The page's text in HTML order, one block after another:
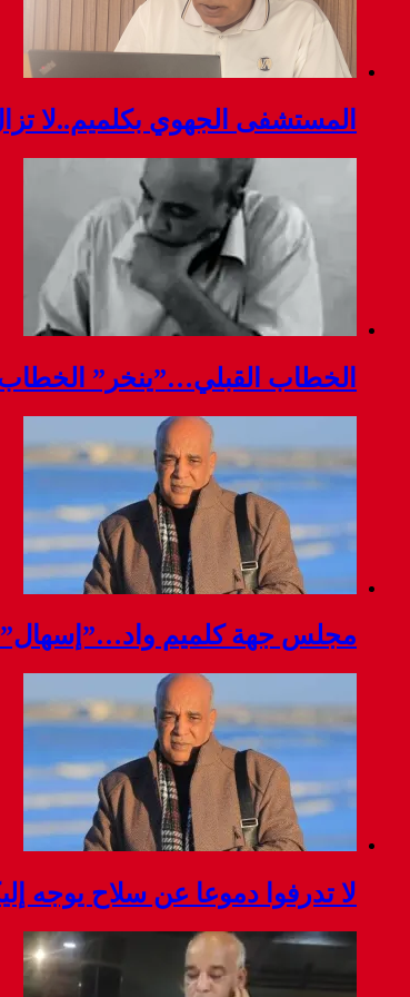
المستشفى الجهوي بكلميم..لا
الخطاب القبلي…”ينخر”
مجلس جهة كلميم واد…”إسهال”
لا تدرفوا دموعا عن سلاح يوجه